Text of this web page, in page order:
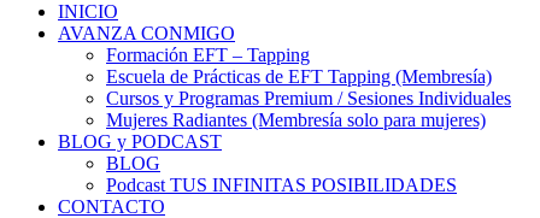
INICIO
AVANZA CONMIGO
Formación EFT – Tapping
Escuela de Prácticas de EFT Tapping (Membresía)
Cursos y Programas Premium / Sesiones Individuales
Mujeres Radiantes (Membresía solo para mujeres)
BLOG y PODCAST
BLOG
Podcast TUS INFINITAS POSIBILIDADES
CONTACTO